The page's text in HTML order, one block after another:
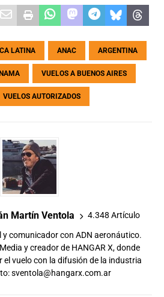
LATINA ANAC ARGENTINA
VUELOS A BUENOS AIRES
VUELOS AUTORIZADOS
Martín Ventola 4.348 Artículo
y comunicador con ADN aeronáutico.
y creador de HANGAR X, donde
vuelo con la difusión de la industria
sventola@hangarx.com.ar